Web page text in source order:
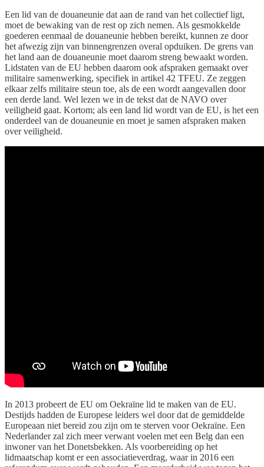
Een lid van de douaneunie dat aan de rand van het collectief ligt,
moet de bewaking van de rest op zich nemen. Als gesmokkelde
goederen eenmaal de douaneunie hebben bereikt, kunnen ze door
het afwezig zijn van binnengrenzen overal opduiken. De grens van
het land aan de douaneunie moet daarom streng bewaakt worden.
Lidstaten van de EU hebben daarom ook afspraken gemaakt over
militaire samenwerking, specifiek in artikel 42 TFEU. Ze zeggen
elkaar zelfs militaire steun toe, als de een wordt aangevallen door
een derde land. Wel lezen we in de tekst dat de NAVO over
veiligheid gaat. Kortom; als een land lid wordt van de EU, is het een
onderdeel van de douaneunie en moet je samen afspraken maken
over veiligheid.
In 2013 probeert de EU om Oekraïne lid te maken van de EU.
Destijds hadden de Europese leiders wel door dat de gemiddelde
Europeaan niet bereid zou zijn om te sterven voor Oekraïne. Een
Nederlander zal zich meer verwant voelen met een Belg dan een
inwoner van het Donetsbekken. Als voorbereiding op het
lidmaatschap komt er een associatieverdrag, waar in 2016 een